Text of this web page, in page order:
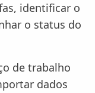
identificar o
o status do
de trabalho
dados